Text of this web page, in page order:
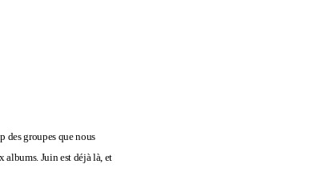
des groupes que nous
albums. Juin est déjà là, et